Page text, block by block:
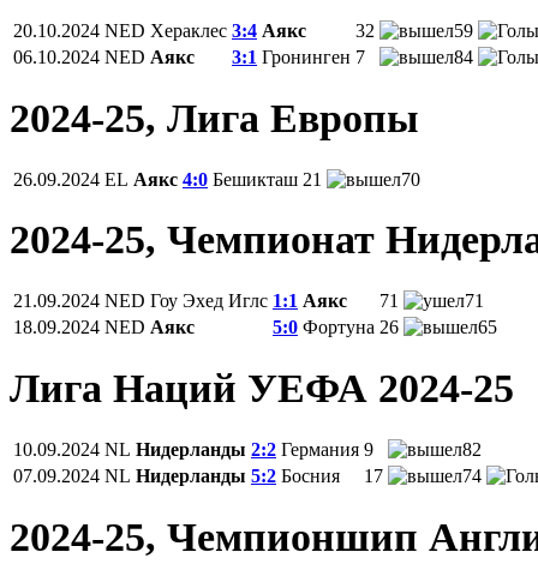
20.10.2024 NED Хераклес 3:4 Аякс 32
59
06.10.2024 NED Аякс 3:1 Гронинген 7 84
2024-25, Лига Европы
26.09.2024 EL Аякс 4:0 Бешикташ 21 70
2024-25, Чемпионат
21.09.2024 NED Гоу Эхед Иглс 1:1 Аякс 71
71
18.09.2024 NED Аякс 5:0 Фортуна 26 65
Лига Наций УЕФА 2024-25
10.09.2024 NL Нидерланды 2:2 Германия 9
82
07.09.2024 NL Нидерланды 5:2 Босния 17 74
2024-25, Чемпионшип